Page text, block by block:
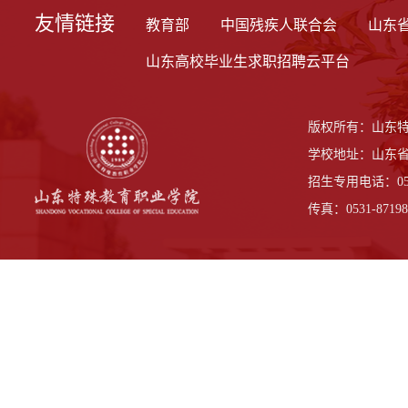
友情链接 教育部 中国残疾人联合会 山东
山东高校毕业生求职招聘云平台
版权所有：山
学校地址：山东
招生专用电话：
传真：0531-